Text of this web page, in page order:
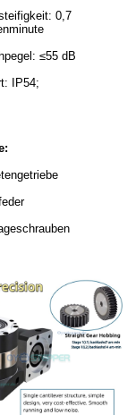
0,7
≤55 dB
IP54;